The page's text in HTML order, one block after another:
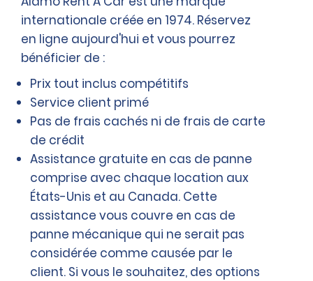
internationale créée en 1974. Réservez
en ligne aujourd'hui et vous pourrez
bénéficier de :
Prix tout inclus compétitifs
Service client primé
Pas de frais cachés ni de frais de carte
de crédit
Assistance gratuite en cas de panne
comprise avec chaque location aux
États-Unis et au Canada. Cette
assistance vous couvre en cas de
panne mécanique qui ne serait pas
considérée comme causée par le
client. Si vous le souhaitez, des options